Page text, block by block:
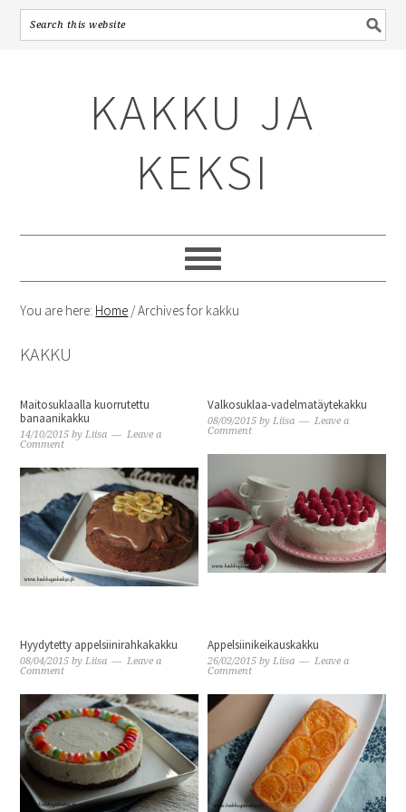
KAKKU JA
KEKSI
You are here: Home /Archives for kakku
KAKKU
Maitosuklaalla kuorrutettu
banaanikakku
14/10/2015 byLiisa
Leave a
Comment
Valkosuklaa-vadelmatäytekakku
08/09/2015 byLiisa
Leave a
Comment
Hyydytetty appelsiinirahkakakku
08/04/2015 byLiisa
Leave a
Comment
Appelsiinikeikauskakku
26/02/2015 byLiisa
Leave a
Comment